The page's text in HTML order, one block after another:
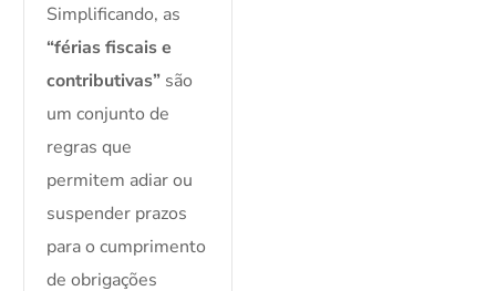
Simplificando, as
“férias fiscais e
contributivas” são
um conjunto de
regras que
permitem adiar ou
suspender prazos
para o cumprimento
de obrigações